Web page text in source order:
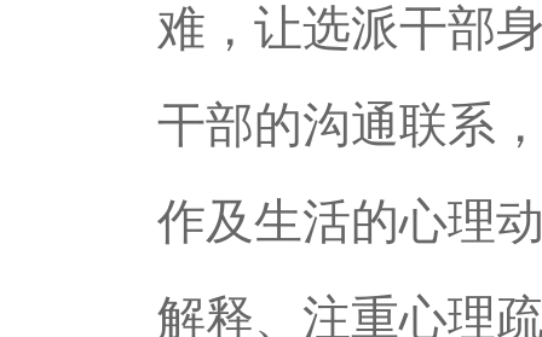
难，让选派干部
干部的沟通联系
作及生活的心理
解释、注重心理